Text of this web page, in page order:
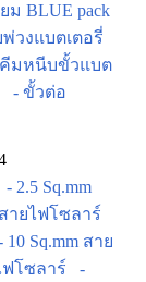
ม BLUE pack
วงแบตเตอรี่
มหนีบขั้วแบต
- ขั้วต่อ
- 2.5 Sq.mm
สายไฟโซลาร์
10 Sq.mm สาย
ฟโซลาร์
-